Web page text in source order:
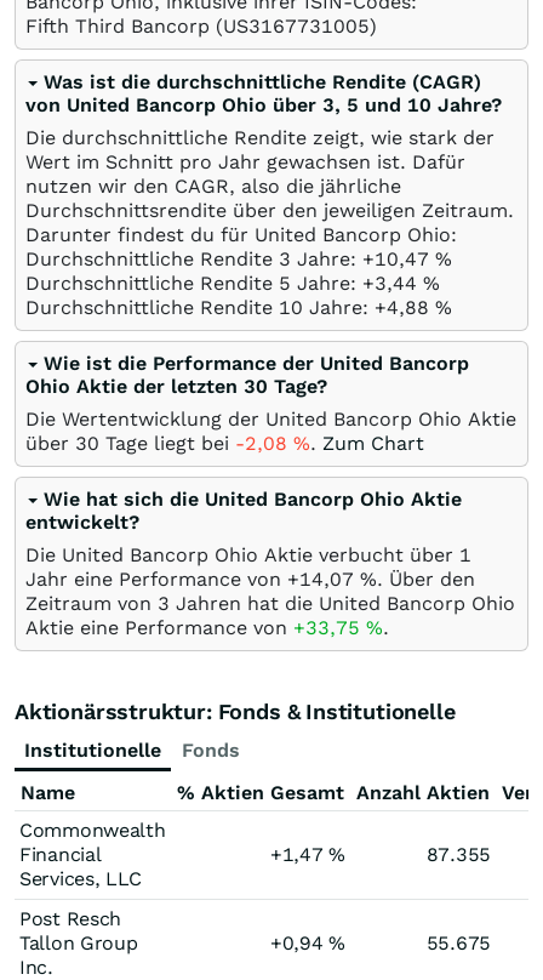
Fifth Third Bancorp (US3167731005)
Was ist die durchschnittliche Rendite (CAGR)
von United Bancorp Ohio über 3, 5 und 10 Jahre?
Die durchschnittliche Rendite zeigt, wie stark der
Wert im Schnitt pro Jahr gewachsen ist. Dafür
nutzen wir den CAGR, also die jährliche
Durchschnittsrendite über den jeweiligen Zeitraum.
Darunter findest du für United Bancorp Ohio:
Durchschnittliche Rendite 3 Jahre: +10,47 %
Durchschnittliche Rendite 5 Jahre: +3,44 %
Durchschnittliche Rendite 10 Jahre: +4,88 %
Wie ist die Performance der United Bancorp
Ohio Aktie der letzten 30 Tage?
Die Wertentwicklung der United Bancorp Ohio Aktie
über 30 Tage liegt bei -2,08 %. Zum Chart
Wie hat sich die United Bancorp Ohio Aktie
entwickelt?
Die United Bancorp Ohio Aktie verbucht über 1
Jahr eine Performance von +14,07 %. Über den
Zeitraum von 3 Jahren hat die United Bancorp Ohio
Aktie eine Performance von +33,75 %.
Aktionärsstruktur: Fonds & Institutionelle
Institutionelle
Fonds
Name
% Aktien Gesamt Anzahl Aktien
Commonwealth
Financial
Services, LLC
+1,47% 87.355
Post Resch
Tallon Group
Inc.
+0,94% 55.675